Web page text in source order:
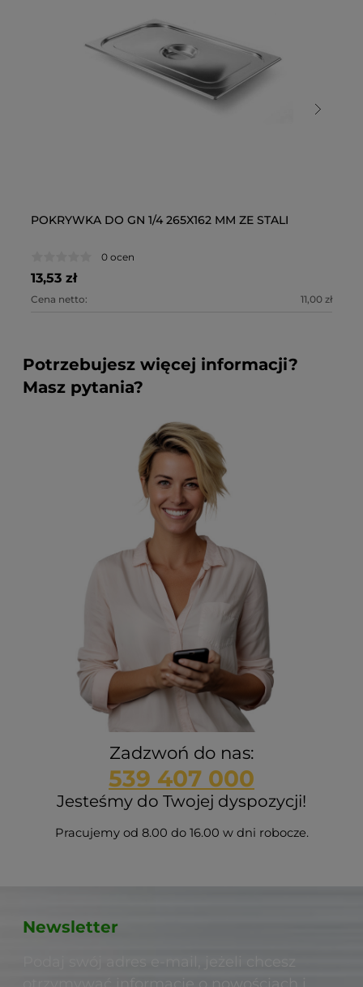
POKRYWKA DO GN 1/4 265X162 MM ZE STALI
0 ocen
13,53 zł
Cena netto: 11,00 zł
Potrzebujesz więcej informacji?
Masz pytania?
Zadzwoń do nas:
539 407 000
Jesteśmy do Twojej dyspozycji!
Pracujemy od 8.00 do 16.00 w dni robocze.
Newsletter